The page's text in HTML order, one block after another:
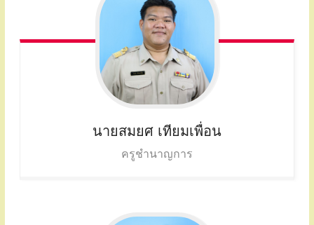
นายสมยศ เทียมเพื่อน
ครูชำนาญการ